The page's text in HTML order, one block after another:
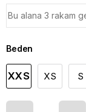
Beden
XXS XS S